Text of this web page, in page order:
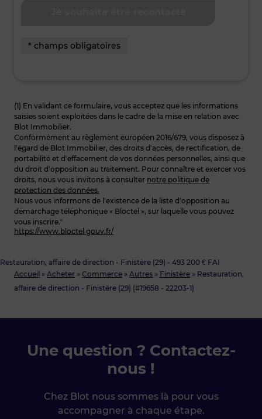
Accueil » Acheter » Commerce » Autres » Finistère » Restauration,
affaire de direction - Finistère (29) (#19658 - 22203-1)
Restauration, affaire de direction - Finistère (29) - 493 200 € FAI
* champs obligatoires
(1) En validant ce formulaire, vous acceptez que les informations
saisies soient exploitées dans le cadre de la mise en relation avec
Blot Immobilier.
Conformément au règlement européen 2016/679, vous disposez à
l’égard de Blot Immobilier, des droits d’accès, de rectification, de
portabilité et d’effacement de vos données personnelles, ainsi que
du droit d’opposition au traitement. Pour connaître et exercer vos
droits, nous vous invitons à consulter notre politique de
protection des données.
Nous vous informons de l’existence de la liste d’opposition au
démarchage téléphonique « Bloctel », sur laquelle vous pouvez
vous inscrire.“
https://www.bloctel.gouv.fr/
Une question ? Contactez-
nous !
Chez Blot nous sommes là pour vous
accompagner à chaque étape.